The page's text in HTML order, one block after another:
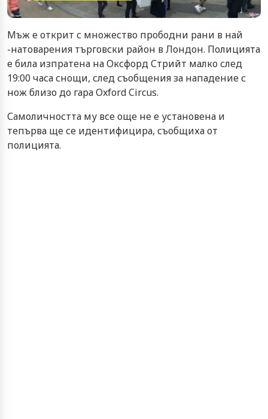
Мъж е открит с множество прободни рани в най
-натоварения търговски район в Лондон. Полицията
е била изпратена на Оксфорд Стрийт малко след
19:00 часа снощи, след съобщения за нападение с
нож близо до гара Oxford Circus.
Самоличността му все още не е установена и
тепърва ще се идентифицира, съобщиха от
полицията.